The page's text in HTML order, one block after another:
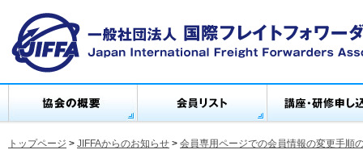
トップページ > JIFFAからのお知らせ > 会員専用ページでの会員情報の変更手順